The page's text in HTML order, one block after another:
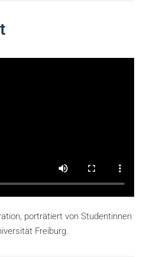
porträtiert von Studentinnen
Freiburg.